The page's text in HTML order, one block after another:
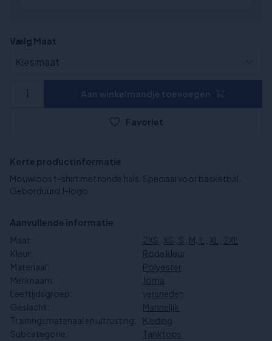
Vælg Maat
Favoriet
Korte productinformatie
Mouwloos t-shirt met ronde hals. Speciaal voor basketbal.
Geborduurd J-logo
Aanvullende informatie
Maat:
2XS XS S M L XL
2XL
Kleur:
Rode kleur
Materiaal:
Polyester
Merknaam:
Joma
Leeftijdsgroep:
versneden
Geslacht:
Mannelijk
Trainingsmateriaal en uitrusting:
Kleding
Subcategorie:
Tanktops